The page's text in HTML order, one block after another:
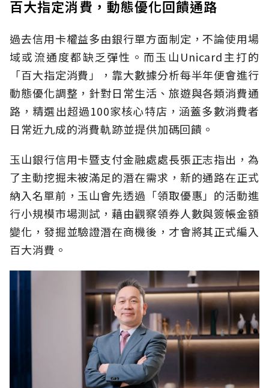
百大指定消費，動態優化回饋通路
過去信用卡權益多由銀行單方面制定，不論使用場
域或流通度都缺乏彈性。而玉山Unicard主打的
「百大指定消費」，靠大數據分析每半年便會進行
動態優化調整，針對日常生活、旅遊與各類消費通
路，精選出超過100家核心特店，涵蓋多數消費者
日常近九成的消費軌跡並提供加碼回饋。
玉山銀行信用卡暨支付金融處處長張正志指出，為
了主動挖掘未被滿足的潛在需求，新的通路在正式
納入名單前，玉山會先透過「領取優惠」的活動進
行小規模市場測試，藉由觀察領券人數與簽帳金額
變化，發掘並驗證潛在商機後，才會將其正式編入
百大消費。